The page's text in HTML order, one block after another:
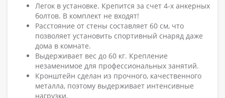
Легок в установке. Крепится за счет 4-х анкерных
болтов. В комплект не входят!
Расстояние от стены составляет 60 см, что
позволяет установить спортивный снаряд даже
дома в комнате.
Выдерживает вес до 60 кг. Крепление
незаменимое для профессиональных занятий.
Кронштейн сделан из прочного, качественного
металла, поэтому выдерживает интенсивные
нагрузки.